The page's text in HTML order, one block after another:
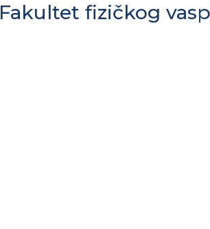
Fakultet fizičkog